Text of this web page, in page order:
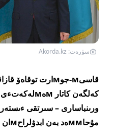
سۋرەت: Akorda.kz
مۇحاммەد بەن ابدۋلراحмان بل-تبنيدءى قابىلدادى.